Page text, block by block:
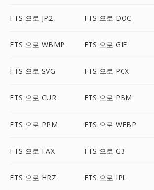
FTS 으로 JP2 FTS 으로 DOC
FTS 으로 WBMP FTS 으로 GIF
FTS 으로 SVG FTS 으로 PCX
FTS 으로 CUR FTS 으로 PBM
FTS 으로 PPM FTS 으로 WEBP
FTS 으로 FAX FTS 으로 G3
FTS 으로 HRZ FTS 으로 IPL